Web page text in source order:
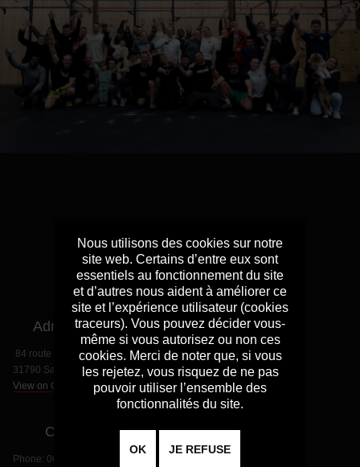
Adresse
84 route de Paris
31790 Saint Jory
View on Google Map
Contact
Phone: 06 70 26 85 21
Nous utilisons des cookies sur notre
site web. Certains d’entre eux sont
essentiels au fonctionnement du site
et d’autres nous aident à améliorer ce
site et l’expérience utilisateur (cookies
traceurs). Vous pouvez décider vous-
même si vous autorisez ou non ces
cookies. Merci de noter que, si vous
les rejetez, vous risquez de ne pas
pouvoir utiliser l’ensemble des
fonctionnalités du site.
OK JE REFUSE